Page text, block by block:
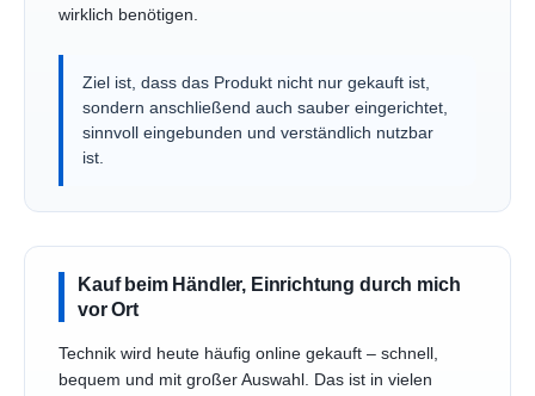
wirklich benötigen.
Ziel ist, dass das Produkt nicht nur gekauft ist,
sondern anschließend auch sauber eingerichtet,
sinnvoll eingebunden und verständlich nutzbar
ist.
Kauf beim Händler, Einrichtung durch mich
vor Ort
Technik wird heute häufig online gekauft – schnell,
bequem und mit großer Auswahl. Das ist in vielen